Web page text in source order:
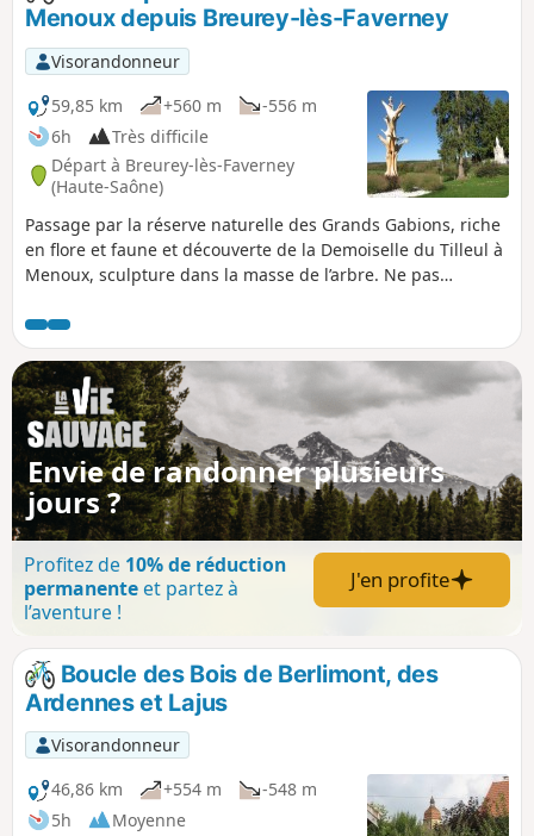
Menoux depuis Breurey-lès-Faverney
Visorandonneur
59,85 km
+560 m
-556 m
6h
Très difficile
Départ à Breurey-lès-Faverney
(Haute-Saône)
Passage par la réserve naturelle des Grands Gabions, riche
en flore et faune et découverte de la Demoiselle du Tilleul à
Menoux, sculpture dans la masse de l’arbre. Ne pas
Polonceau de Bourguignon-lès-Conflans.
Envie de randonner plusieurs
jours ?
Profitez de 10% de réduction
permanenteet partez à
l’aventure !
J'en profite
Boucle des Bois de Berlimont, des
Ardennes et Lajus
Visorandonneur
46,86 km
+554 m
-548 m
5h
Moyenne